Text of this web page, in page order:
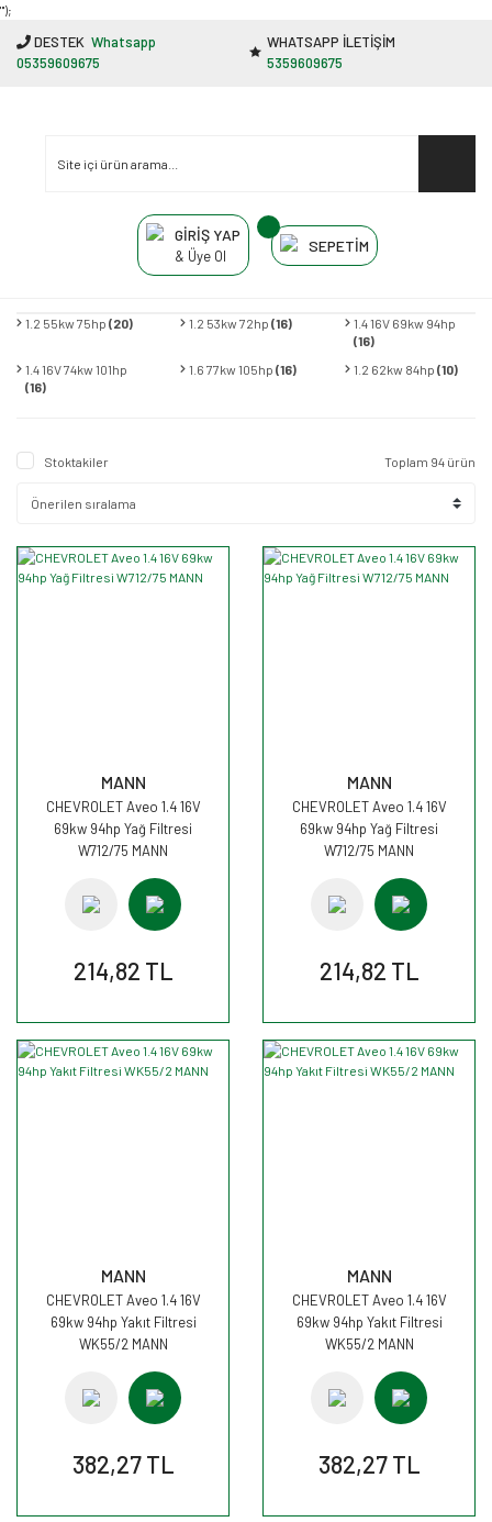
"');
DESTEK Whatsapp
05359609675
WHATSAPP İLETİŞİM
5359609675
GİRİŞ YAP
& Üye Ol
SEPETİM
1.2 55kw 75hp (20) 1.2 53kw 72hp(16)
1.4 16V 69kw 94hp
(16)
1.4 16V 74kw 101hp
(16)
1.6 77kw 105hp(16) 1.2 62kw 84hp (10)
Stoktakiler Toplam 94 ürün
MANN
CHEVROLET Aveo 1.4 16V
69kw 94hp Yağ Filtresi
W712/75 MANN
214,82 TL
MANN
CHEVROLET Aveo 1.4 16V
69kw 94hp Yağ Filtresi
W712/75 MANN
214,82 TL
MANN
CHEVROLET Aveo 1.4 16V
69kw 94hp Yakıt Filtresi
WK55/2 MANN
382,27 TL
MANN
CHEVROLET Aveo 1.4 16V
69kw 94hp Yakıt Filtresi
WK55/2 MANN
382,27 TL